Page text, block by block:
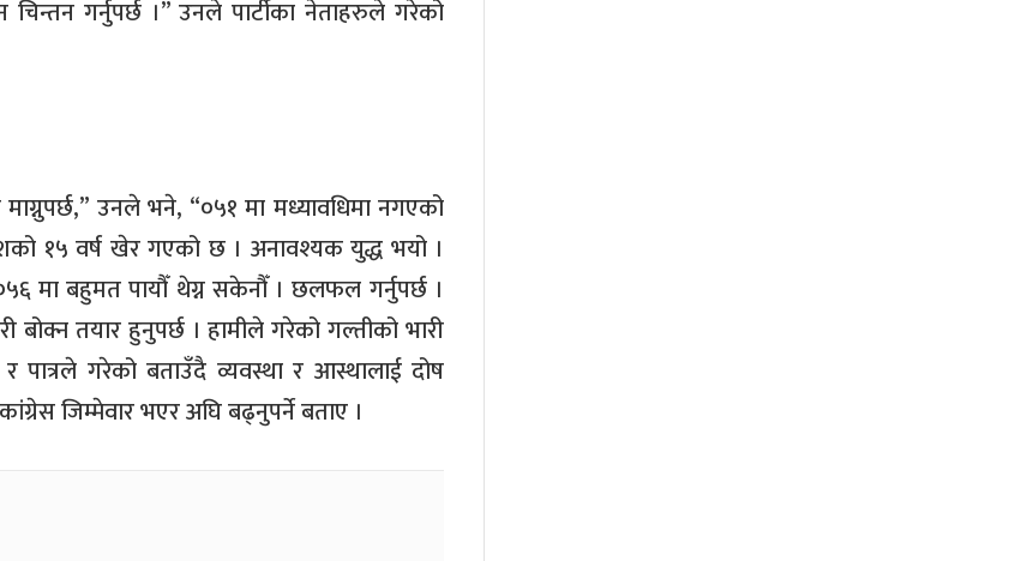
गर्नुपर्छ ।”उनले पार्टीका नेताहरुले गरेको
,” उनले भने, “०५१ मा मध्यावधिमा नगएको
१५ वर्ष खेर गएको छ । अनावश्यक युद्ध भयो ।
मा बहुमत पायौँ थेग्न सकेनौँ । छलफल गर्नुपर्छ ।
तयार हुनुपर्छ । हामीले गरेको गल्तीको भारी
पात्रले गरेको बताउँदै व्यवस्था र आस्थालाई दोष
जिम्मेवार भएर अघि बढ्नुपर्ने बताए ।